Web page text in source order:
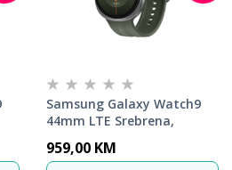
Samsung Galaxy Watch9
44mm LTE Srebrena,
959,00 KM